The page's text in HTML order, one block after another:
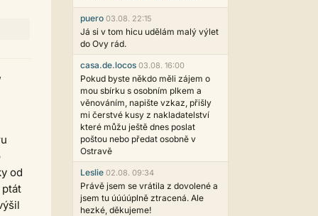
od
puero 03.08. 22:15
Já si v tom hicu udělám malý výlet
do Ovy rád.
casa.de.locos 03.08. 16:00
Pokud byste někdo měli zájem o
mou sbírku s osobním plkem a
věnováním, napište vzkaz, přišly
mi čerstvé kusy z nakladatelství
které můžu ještě dnes poslat
poštou nebo předat osobně v
Ostravě
Leslie 02.08. 09:34
Právě jsem se vrátila z dovolené a
jsem tu úúúúplně ztracená. Ale
hezké, děkujeme!